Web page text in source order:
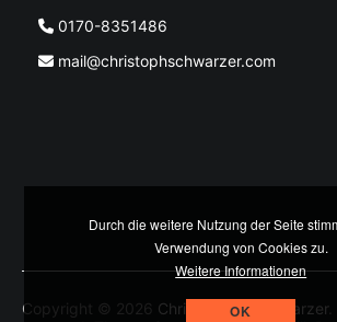
0170-8351486
mail@christophschwarzer.com
Copyright © 2026 Christoph M. Schwarzer
Durch die weitere Nutzung der Seite
Verwendung von Cookies zu.
Weitere Informationen
OK